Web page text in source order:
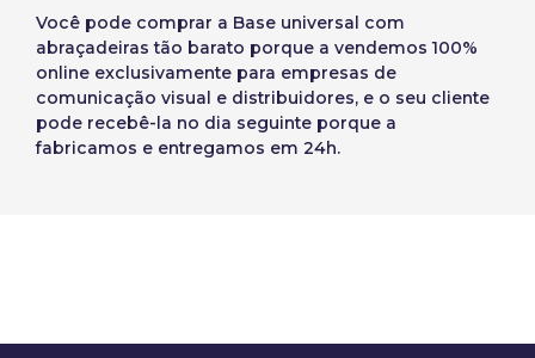
Você pode comprar a Base universal com
abraçadeiras tão barato porque a vendemos 100%
online exclusivamente para empresas de
comunicação visual e distribuidores, e o seu cliente
pode recebê-la no dia seguinte porque a
fabricamos e entregamos em 24h.